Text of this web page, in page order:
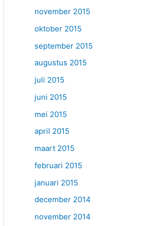
november 2015
oktober 2015
september 2015
augustus 2015
juli 2015
juni 2015
mei 2015
april 2015
maart 2015
februari 2015
januari 2015
december 2014
november 2014